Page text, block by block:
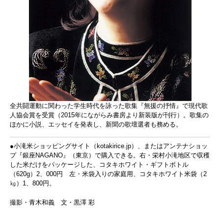
全共闘運動に関わった学生時代を詠った歌集『無援の抒情』で現代歌
人協会賞を受賞（2015年にながらみ書房より新装版が刊行）。歌集の
ほかに小説、エッセイを発表し、新聞の歌壇選者も務める。
●小滝米ショッピングサイト（ kotakirice.jp）、またはアンテナショッ
プ『銀座NAGANO』（東京）で購入できる。右・栄村小滝地区で収穫
した米だけをパッケージした、コタキホワイト・ギフトボトル
（620g）2、000円 左・米袋入りの家庭用、コタキホワイト米袋（2
㎏）1、800円。
撮影・青木和義 文・黒澤 彩